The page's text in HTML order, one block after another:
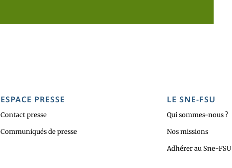
ESPACE PRESSE
Contact presse
Communiqués de presse
LE SNE-FSU
Qui sommes-nous ?
Nos missions
Adhérer au Sne-FSU